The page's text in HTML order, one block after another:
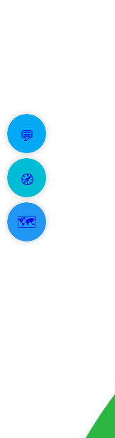
💬
🧭
🗺️